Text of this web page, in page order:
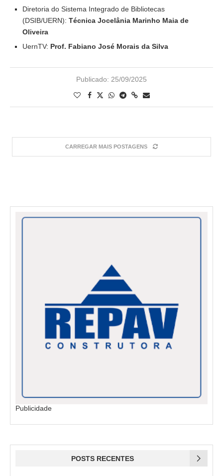
Diretoria do Sistema Integrado de Bibliotecas
(DSIB/UERN): Técnica Jocelânia Marinho Maia de
Oliveira
UernTV: Prof. Fabiano José Morais da Silva
Publicado: 25/09/2025
CARREGAR MAIS POSTAGENS
Publicidade
POSTS RECENTES